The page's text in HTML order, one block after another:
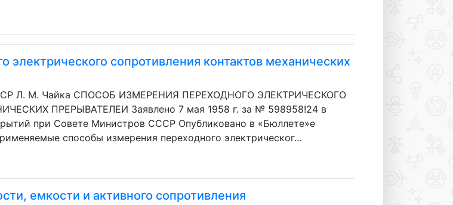
электрического сопротивления контактов механических
СССР Л. М. Чайка СПОСОБ ИЗМЕРЕНИЯ ПЕРЕХОДНОГО ЭЛЕКТРИЧЕСКОГО
ПРЕРЫВАТЕЛЕИ Заявлено 7 мая 1958 г. за № 598958!24 в
при Совете Министров СССР Опубликовано в «Бюллете»е
способы измерения переходного электрическог...
емкости и активного сопротивления